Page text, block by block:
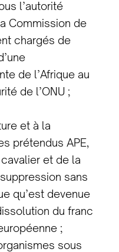
l’autorité
Commission de
chargés de
de l’Afrique au
de l’ONU ;
et à la
prétendus APE,
et de la
sans
qu’est devenue
du franc
;
sous